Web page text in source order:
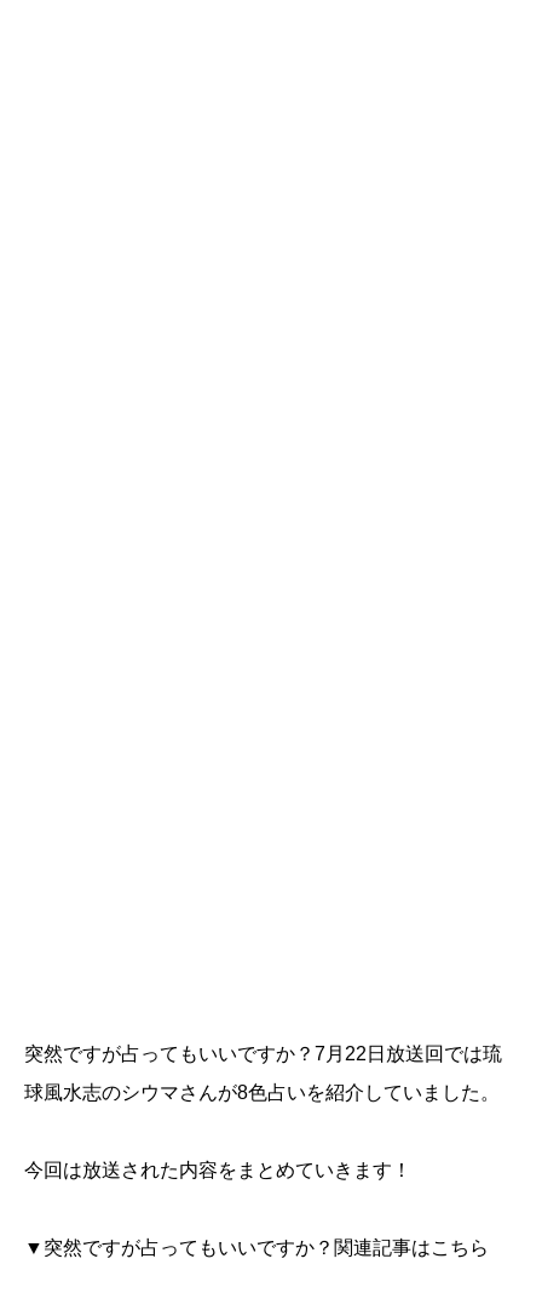
突然ですが占ってもいいですか？7月22日放送回では琉
球風水志のシウマさんが8色占いを紹介していました。
今回は放送された内容をまとめていきます！
▼突然ですが占ってもいいですか？関連記事はこちら